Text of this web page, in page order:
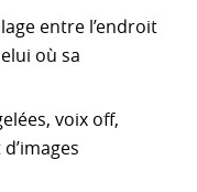
entre l’endroit
où sa
voix off,